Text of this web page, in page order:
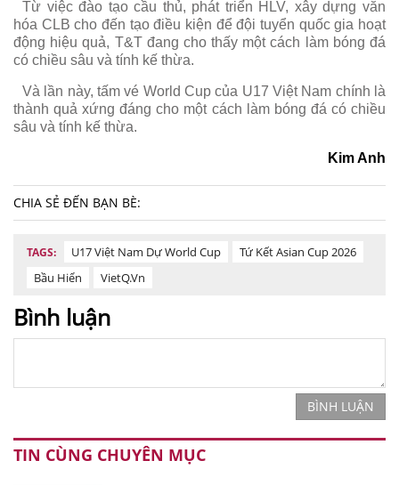
Từ việc đào tạo cầu thủ, phát triển HLV, xây dựng văn
hóa CLB cho đến tạo điều kiện để đội tuyển quốc gia hoạt
động hiệu quả, T&T đang cho thấy một cách làm bóng đá
có chiều sâu và tính kế thừa.
Và lần này, tấm vé World Cup của U17 Việt Nam chính là
thành quả xứng đáng cho một cách làm bóng đá có chiều
sâu và tính kế thừa.
Kim Anh
CHIA SẺ ĐẾN BẠN BÈ:
TAGS: U17 Việt Nam Dự World Cup
Tứ Kết Asian Cup 2026
Bầu Hiển
VietQ.vn
Bình luận
BÌNH LUẬN
TIN CÙNG CHUYÊN MỤC